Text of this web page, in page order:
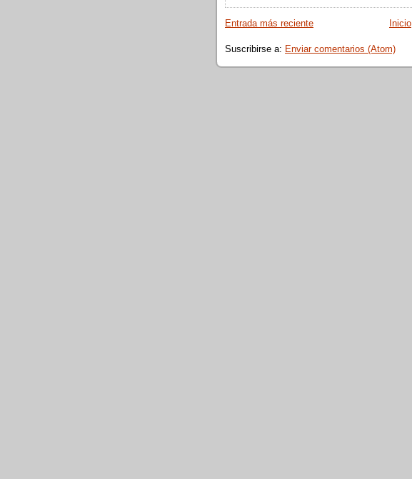
Entrada más reciente Inicio
Suscribirse a: Enviar comentarios (Atom)